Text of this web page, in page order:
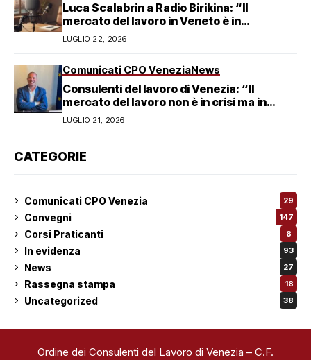
Luca Scalabrin a Radio Birikina: “Il
mercato del lavoro in Veneto è in
trasformazione”
LUGLIO 22, 2026
Comunicati CPO VeneziaNews
Consulenti del lavoro di Venezia: “Il
mercato del lavoro non è in crisi ma in
trasformazione, serve responsabilità
condivisa”
LUGLIO 21, 2026
CATEGORIE
Comunicati CPO Venezia 29
Convegni 147
Corsi Praticanti 8
In evidenza 93
News 27
Rassegna stampa 18
Uncategorized 38
Ordine dei Consulenti del Lavoro di Venezia – C.F.